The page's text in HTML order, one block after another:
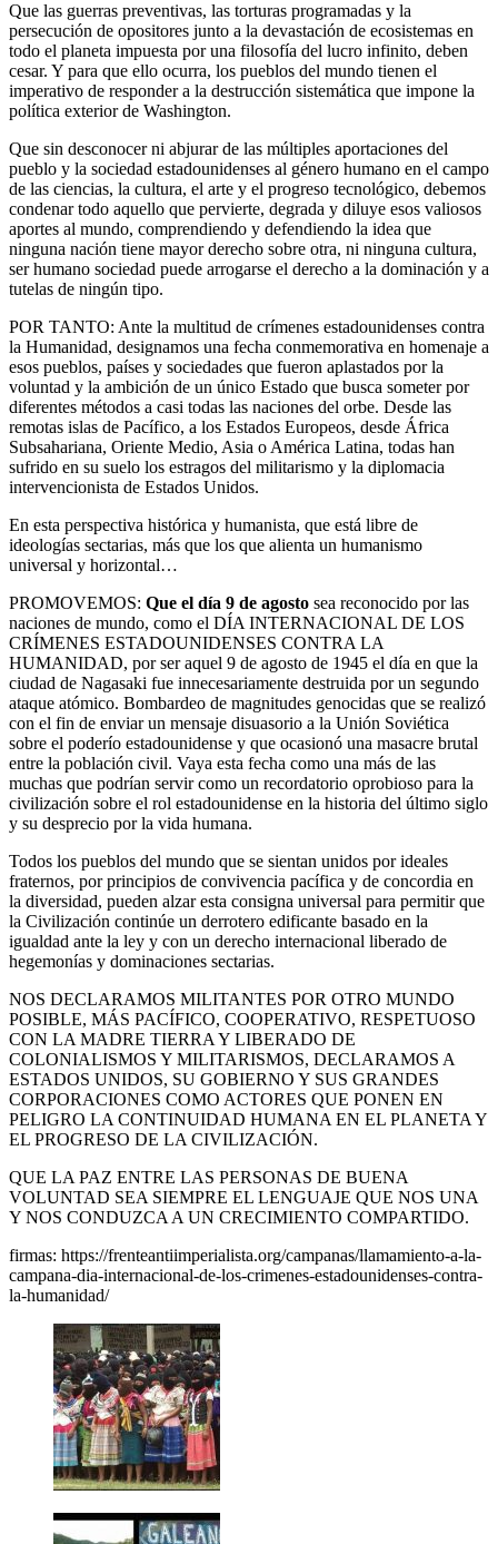
Que las guerras preventivas, las torturas programadas y la
persecución de opositores junto a la devastación de ecosistemas en
todo el planeta impuesta por una filosofía del lucro infinito, deben
cesar. Y para que ello ocurra, los pueblos del mundo tienen el
imperativo de responder a la destrucción sistemática que impone la
política exterior de Washington.
Que sin desconocer ni abjurar de las múltiples aportaciones del
pueblo y la sociedad estadounidenses al género humano en el campo
de las ciencias, la cultura, el arte y el progreso tecnológico, debemos
condenar todo aquello que pervierte, degrada y diluye esos valiosos
aportes al mundo, comprendiendo y defendiendo la idea que
ninguna nación tiene mayor derecho sobre otra, ni ninguna cultura,
ser humano sociedad puede arrogarse el derecho a la dominación y a
tutelas de ningún tipo.
POR TANTO: Ante la multitud de crímenes estadounidenses contra
la Humanidad, designamos una fecha conmemorativa en homenaje a
esos pueblos, países y sociedades que fueron aplastados por la
voluntad y la ambición de un único Estado que busca someter por
diferentes métodos a casi todas las naciones del orbe. Desde las
remotas islas de Pacífico, a los Estados Europeos, desde África
Subsahariana, Oriente Medio, Asia o América Latina, todas han
sufrido en su suelo los estragos del militarismo y la diplomacia
intervencionista de Estados Unidos.
En esta perspectiva histórica y humanista, que está libre de
ideologías sectarias, más que los que alienta un humanismo
universal y horizontal…
PROMOVEMOS: Que el día 9 de agosto sea reconocido por las
naciones de mundo, como el DÍA INTERNACIONAL DE LOS
CRÍMENES ESTADOUNIDENSES CONTRA LA
HUMANIDAD, por ser aquel 9 de agosto de 1945 el día en que la
ciudad de Nagasaki fue innecesariamente destruida por un segundo
ataque atómico. Bombardeo de magnitudes genocidas que se realizó
con el fin de enviar un mensaje disuasorio a la Unión Soviética
sobre el poderío estadounidense y que ocasionó una masacre brutal
entre la población civil. Vaya esta fecha como una más de las
muchas que podrían servir como un recordatorio oprobioso para la
civilización sobre el rol estadounidense en la historia del último siglo
y su desprecio por la vida humana.
Todos los pueblos del mundo que se sientan unidos por ideales
fraternos, por principios de convivencia pacífica y de concordia en
la diversidad, pueden alzar esta consigna universal para permitir que
la Civilización continúe un derrotero edificante basado en la
igualdad ante la ley y con un derecho internacional liberado de
hegemonías y dominaciones sectarias.
NOS DECLARAMOS MILITANTES POR OTRO MUNDO
POSIBLE, MÁS PACÍFICO, COOPERATIVO, RESPETUOSO
CON LA MADRE TIERRA Y LIBERADO DE
COLONIALISMOS Y MILITARISMOS, DECLARAMOS A
ESTADOS UNIDOS, SU GOBIERNO Y SUS GRANDES
CORPORACIONES COMO ACTORES QUE PONEN EN
PELIGRO LA CONTINUIDAD HUMANA EN EL PLANETA Y
EL PROGRESO DE LA CIVILIZACIÓN.
QUE LA PAZ ENTRE LAS PERSONAS DE BUENA
VOLUNTAD SEA SIEMPRE EL LENGUAJE QUE NOS UNA
Y NOS CONDUZCA A UN CRECIMIENTO COMPARTIDO.
firmas: https://frenteantiimperialista.org/campanas/llamamiento-a-la-
campana-dia-internacional-de-los-crimenes-estadounidenses-contra-
la-humanidad/